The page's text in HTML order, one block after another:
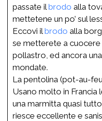
passate ilbrodo alla
mettetene un po’ sul
Eccovi ilbrodo alla
se metterete a cuocere
pollastro, ed ancora
mondate.
La pentolina (pot-au-
Usano molto in Francia
una marmitta quasi
riesce eccellente e